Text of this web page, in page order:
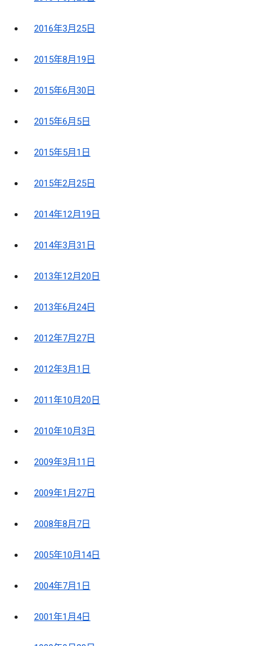
2016年3月25日
2015年8月19日
2015年6月30日
2015年6月5日
2015年5月1日
2015年2月25日
2014年12月19日
2014年3月31日
2013年12月20日
2013年6月24日
2012年7月27日
2012年3月1日
2011年10月20日
2010年10月3日
2009年3月11日
2009年1月27日
2008年8月7日
2005年10月14日
2004年7月1日
2001年1月4日